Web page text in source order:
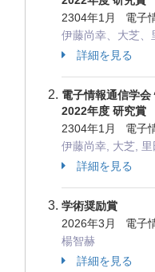
2304年1月 電子
伊藤尚幸、大芝、
詳細を見る
電子情報通信学
2022年度 研究賞
2304年1月 電子
伊藤尚幸, 大芝,
詳細を見る
学術奨励賞
2026年3月 電子
楊智赫
詳細を見る